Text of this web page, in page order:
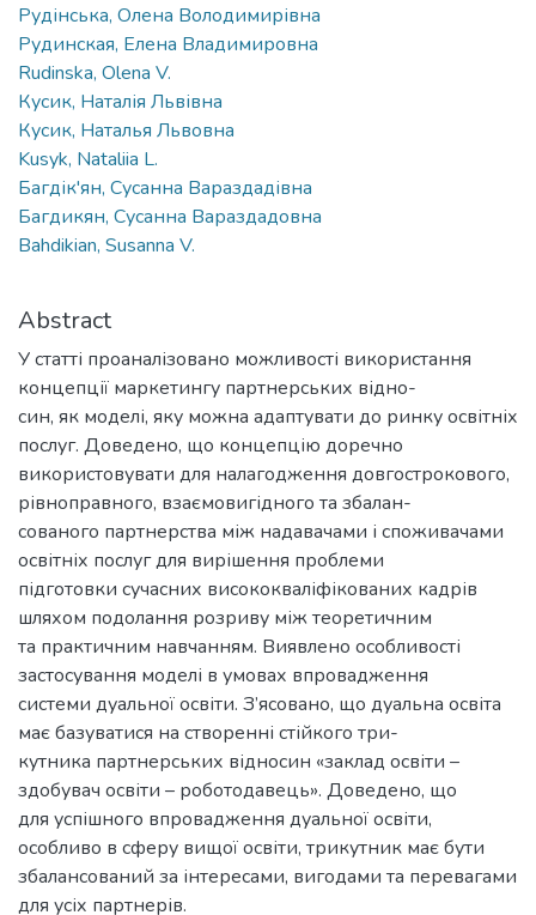
Рудінська, Олена Володимирівна
Рудинская, Елена Владимировна
Rudinska, Olena V.
Кусик, Наталія Львівна
Кусик, Наталья Львовна
Kusyk, Nataliia L.
Багдік'ян, Сусанна Вараздадівна
Багдикян, Сусанна Вараздадовна
Bahdikian, Susanna V.
Abstract
У статті проаналізовано можливості використання
концепції маркетингу партнерських відно-
син, як моделі, яку можна адаптувати до ринку освітніх
послуг. Доведено, що концепцію доречно
використовувати для налагодження довгострокового,
рівноправного, взаємовигідного та збалан-
сованого партнерства між надавачами і споживачами
освітніх послуг для вирішення проблеми
підготовки сучасних висококваліфікованих кадрів
шляхом подолання розриву між теоретичним
та практичним навчанням. Виявлено особливості
застосування моделі в умовах впровадження
системи дуальної освіти. З’ясовано, що дуальна освіта
має базуватися на створенні стійкого три-
кутника партнерських відносин «заклад освіти –
здобувач освіти – роботодавець». Доведено, що
для успішного впровадження дуальної освіти,
особливо в сферу вищої освіти, трикутник має бути
збалансований за інтересами, вигодами та перевагами
для усіх партнерів.